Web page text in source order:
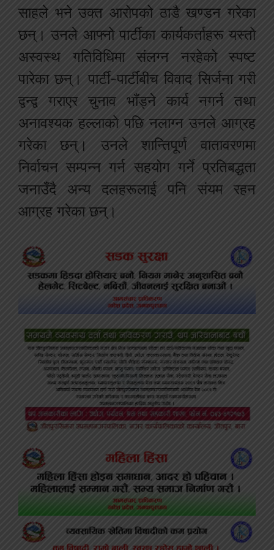
साहले भने उक्त आरोपको ठाडै खण्डन गरेका
छन्। उनले आफ्नो पार्टीका कार्यकर्ताहरू यस्तो
अस्वस्थ गतिविधिमा संलग्न नरहेको स्पष्ट
पारेका छन्। पार्टी-पार्टीबीच विवाद सिर्जना गरी
द्वन्द्व गराएर चुनाव भाँड्ने कार्य नगर्न तथा
अनावश्यक हल्लाको पछि नलाग्न उनले आग्रह
गरेका छन्। उनले शान्तिपूर्ण वातावरणमा
निर्वाचन सम्पन्न गर्न सहयोग गर्ने प्रतिबद्धता
जनाउँदै अन्य दलहरूलाई पनि संयम रहन
आग्रह गरेका छन्।